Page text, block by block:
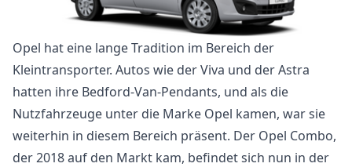
Opel hat eine lange Tradition im Bereich der
Kleintransporter. Autos wie der Viva und der Astra
hatten ihre Bedford-Van-Pendants, und als die
Nutzfahrzeuge unter die Marke Opel kamen, war sie
weiterhin in diesem Bereich präsent. Der Opel Combo,
der 2018 auf den Markt kam, befindet sich nun in der